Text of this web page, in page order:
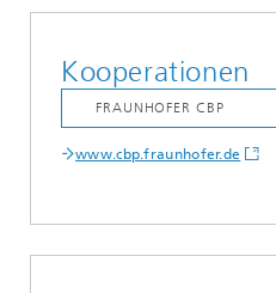
Kooperationen
www.cbp.fraunhofer.de